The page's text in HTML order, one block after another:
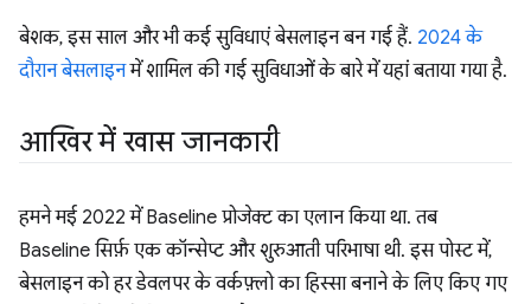
बेशक, इस साल और भी कई सुविधाएं बेसलाइन बन गई हैं. 2024 के
दौरान बेसलाइनमें शामिल की गई सुविधाओं के बारे में यहां बताया गया है.
आखिर में खास जानकारी
हमने मई 2022 में Baseline प्रोजेक्ट का एलान किया था. तब
Baseline सिर्फ़ एक कॉन्सेप्ट और शुरुआती परिभाषा थी. इस पोस्ट में,
बेसलाइन को हर डेवलपर के वर्कफ़्लो का हिस्सा बनाने के लिए किए गए